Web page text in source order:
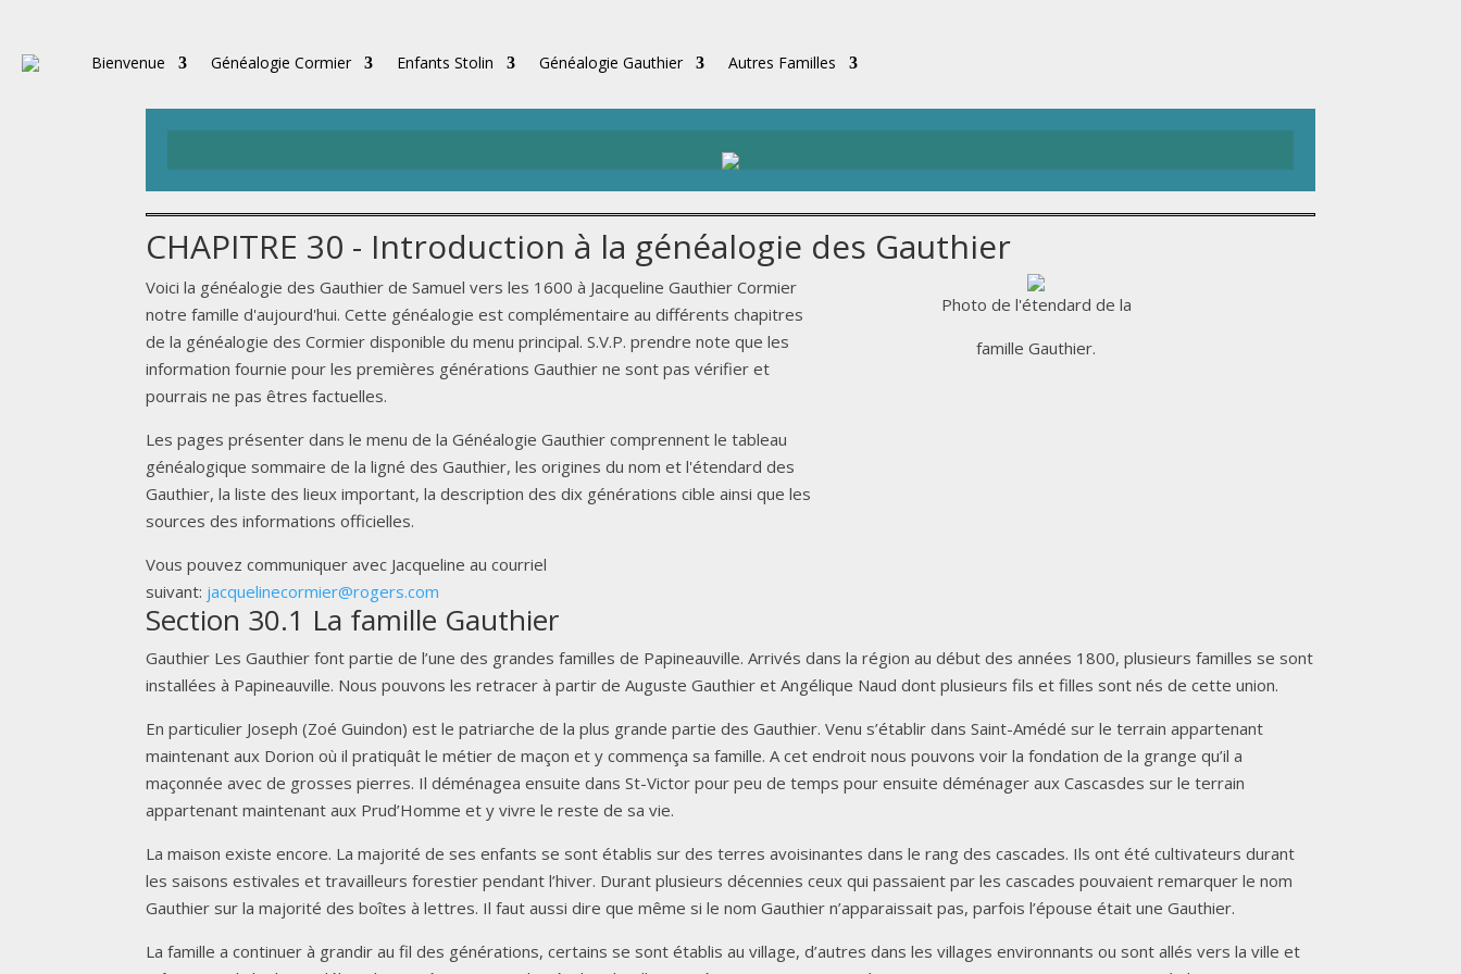
Bienvenue Généalogie Cormier Enfants Stolin Généalogie Gauthier Autres Familles
CHAPITRE 30 - Introduction à la généalogie des Gauthier
Voici la généalogie des Gauthier de Samuel vers les 1600 à Jacqueline Gauthier Cormier
notre famille d'aujourd'hui. Cette généalogie est complémentaire au différents chapitres
de la généalogie des Cormier disponible du menu principal. S.V.P. prendre note que les
information fournie pour les premières générations Gauthier ne sont pas vérifier et
pourrais ne pas êtres factuelles.
Les pages présenter dans le menu de la Généalogie Gauthier comprennent le tableau
généalogique sommaire de la ligné des Gauthier, les origines du nom et l'étendard des
Gauthier, la liste des lieux important, la description des dix générations cible ainsi que les
sources des informations officielles.
Vous pouvez communiquer avec Jacqueline au courriel
suivant: jacquelinecormier@rogers.com
Photo de l'étendard de la
famille Gauthier.
Section 30.1 La famille Gauthier
Gauthier Les Gauthier font partie de l’une des grandes familles de Papineauville. Arrivés dans la région au début des années 1800, plusieurs familles se sont
installées à Papineauville. Nous pouvons les retracer à partir de Auguste Gauthier et Angélique Naud dont plusieurs fils et filles sont nés de cette union.
En particulier Joseph (Zoé Guindon) est le patriarche de la plus grande partie des Gauthier. Venu s’établir dans Saint-Amédé sur le terrain appartenant
maintenant aux Dorion où il pratiquât le métier de maçon et y commença sa famille. A cet endroit nous pouvons voir la fondation de la grange qu’il a
maçonnée avec de grosses pierres. Il déménagea ensuite dans St-Victor pour peu de temps pour ensuite déménager aux Cascasdes sur le terrain
appartenant maintenant aux Prud’Homme et y vivre le reste de sa vie.
La maison existe encore. La majorité de ses enfants se sont établis sur des terres avoisinantes dans le rang des cascades. Ils ont été cultivateurs durant
les saisons estivales et travailleurs forestier pendant l’hiver. Durant plusieurs décennies ceux qui passaient par les cascades pouvaient remarquer le nom
Gauthier sur la majorité des boîtes à lettres. Il faut aussi dire que même si le nom Gauthier n’apparaissait pas, parfois l’épouse était une Gauthier.
La famille a continuer à grandir au fil des générations, certains se sont établis au village, d’autres dans les villages environnants ou sont allés vers la ville et